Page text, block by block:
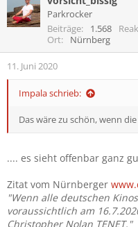
Drittanbieter-
... nur noch 5 Wochen, hab
t
i
n
e
Parkrocker
Beiträge
1.568
Ort
Nürnberg
11. Juni 2020
Impala schrieb:
Das wäre zu schön, wenn
.... es sieht offenbar ganz
Zitat vom Nürnberger
"Wenn alle deutschen
voraussichtlich am
Christopher Nolan TENET."